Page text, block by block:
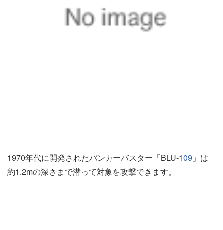
1970年代に開発されたバンカーバスター「BLU-109 」は
約1.2mの深さまで潜って対象を攻撃できます。